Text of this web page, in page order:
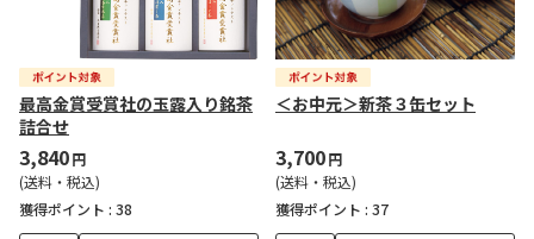
最高金賞受賞社の玉露入り銘茶
詰合せ
3,840円
(送料・税込)
獲得ポイント : 38
＜お中元＞新茶３缶セット
3,700円
(送料・税込)
獲得ポイント : 37